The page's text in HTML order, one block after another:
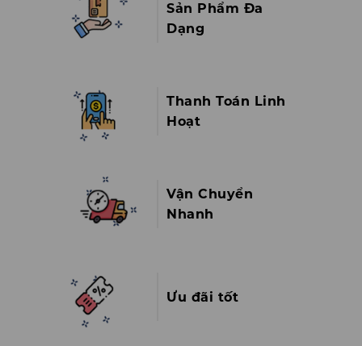
Sản Phẩm Đa
Dạng
Thanh Toán Linh
Hoạt
Vận Chuyển
Nhanh
Ưu đãi tốt